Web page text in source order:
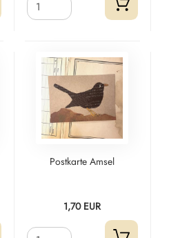
Postkarte Amsel
1,70 EUR